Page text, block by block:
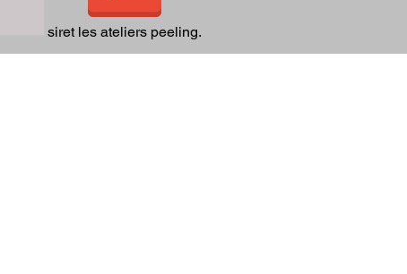
siret les ateliers peeling.